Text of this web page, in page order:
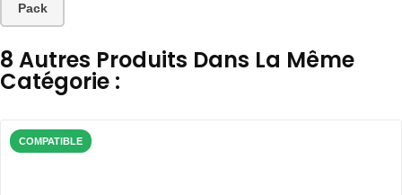
Pack
8 Autres Produits Dans La Même
Catégorie :
COMPATIBLE